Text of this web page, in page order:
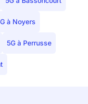
à Noyers
5G à Perrusse